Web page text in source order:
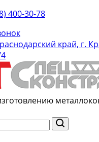
400-30-78
край, г.